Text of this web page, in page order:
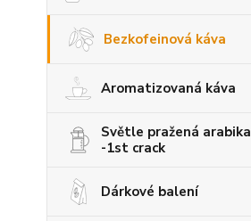
Bezkofeinová káva
Aromatizovaná káva
Světle pražená arabika
-1st crack
Dárkové balení